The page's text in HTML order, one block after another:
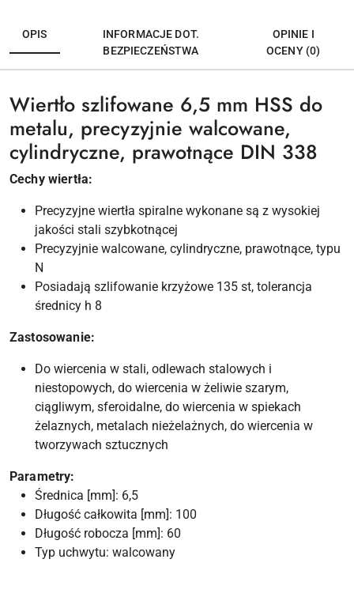
OPIS
INFORMACJE DOT.
BEZPIECZEŃSTWA
OPINIE I
OCENY (0)
Wiertło szlifowane 6,5 mm HSS do
metalu, precyzyjnie walcowane,
cylindryczne, prawotnące DIN 338
Cechy wiertła:
Precyzyjne wiertła spiralne wykonane są z wysokiej
jakości stali szybkotnącej
Precyzyjnie walcowane, cylindryczne, prawotnące, typu
N
Posiadają szlifowanie krzyżowe 135 st, tolerancja
średnicy h 8
Zastosowanie:
Do wiercenia w stali, odlewach stalowych i
niestopowych, do wiercenia w żeliwie szarym,
ciągliwym, sferoidalne, do wiercenia w spiekach
żelaznych, metalach nieżelażnych, do wiercenia w
tworzywach sztucznych
Parametry:
Średnica [mm]: 6,5
Długość całkowita [mm]: 100
Długość robocza [mm]: 60
Typ uchwytu: walcowany